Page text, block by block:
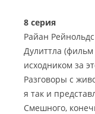
8 серия
Райан
Дулиттла
исходником за
Разговоры с
я так и
Смешного,